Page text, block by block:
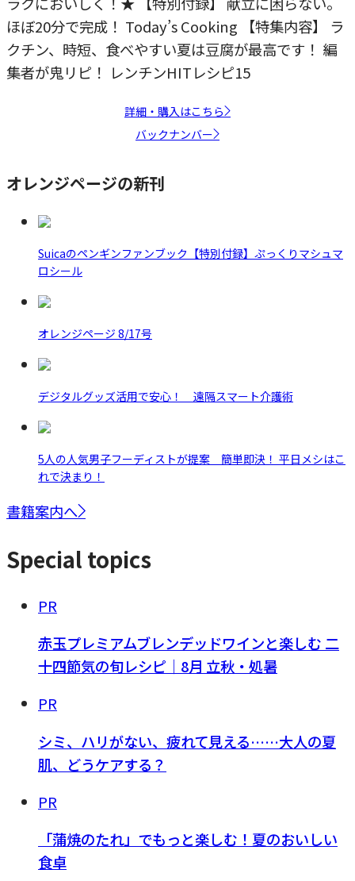
ほぼ20分で完成！ Today’s Cooking 【特集内容】 ラ
クチン、時短、食べやすい夏は豆腐が最高です！ 編
集者が鬼リピ！ レンチンHITレシピ15
詳細・購入はこちら
バックナンバー
オレンジページの新刊
Suicaのペンギンファンブック【特別付録】ぷっくりマシュマ
ロシール
オレンジページ 8/17号
デジタルグッズ活用で安心！ 遠隔スマート介護術
5人の人気男子フーディストが提案 簡単即決！ 平日メシはこ
れで決まり！
書籍案内へ
Special topics
PR
赤玉プレミアムブレンデッドワインと楽しむ 二
十四節気の旬レシピ｜8月 立秋・処暑
PR
シミ、ハリがない、疲れて見える……大人の夏
肌、どうケアする？
PR
「蒲焼のたれ」でもっと楽しむ！夏のおいしい
食卓